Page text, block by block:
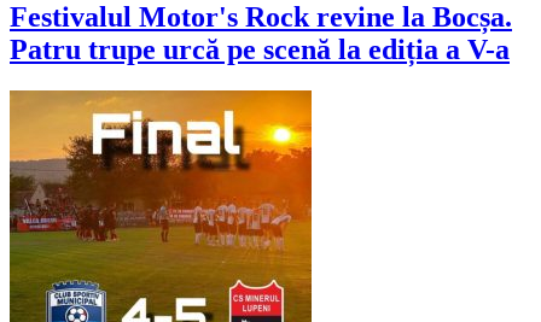
Festivalul Motor's Rock revine la Bocșa.
Patru trupe urcă pe scenă la ediția a V-a